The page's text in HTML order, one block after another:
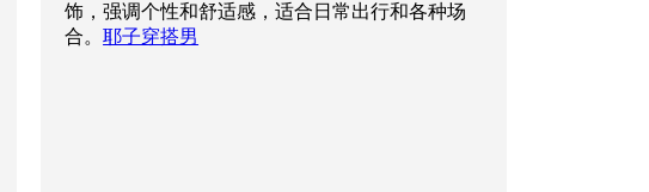
饰，强调个性和舒适感，适合日常出行和各种场
合。耶子穿搭男